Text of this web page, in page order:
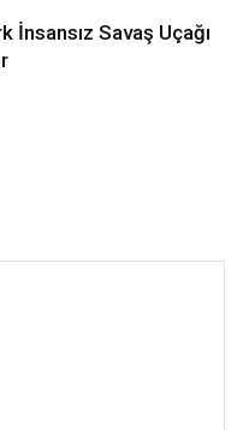
İnsansız Savaş Uçağı